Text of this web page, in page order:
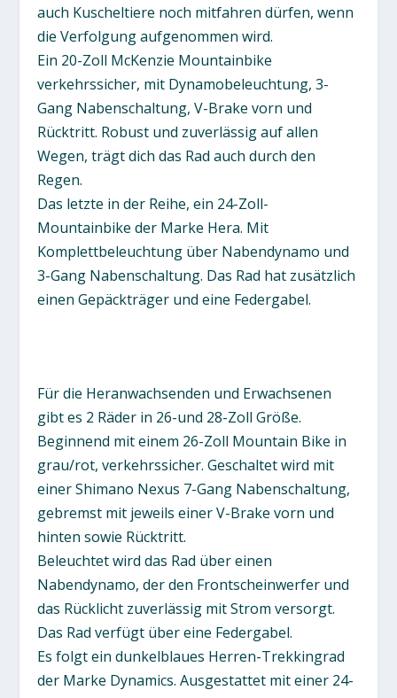
auch Kuscheltiere noch mitfahren dürfen, wenn
die Verfolgung aufgenommen wird.
Ein 20-Zoll McKenzie Mountainbike
verkehrssicher, mit Dynamobeleuchtung, 3-
Gang Nabenschaltung, V-Brake vorn und
Rücktritt. Robust und zuverlässig auf allen
Wegen, trägt dich das Rad auch durch den
Regen.
Das letzte in der Reihe, ein 24-Zoll-
Mountainbike der Marke Hera. Mit
Komplettbeleuchtung über Nabendynamo und
3-Gang Nabenschaltung. Das Rad hat zusätzlich
einen Gepäckträger und eine Federgabel.
Für die Heranwachsenden und Erwachsenen
gibt es 2 Räder in 26-und 28-Zoll Größe.
Beginnend mit einem 26-Zoll Mountain Bike in
grau/rot, verkehrssicher. Geschaltet wird mit
einer Shimano Nexus 7-Gang Nabenschaltung,
gebremst mit jeweils einer V-Brake vorn und
hinten sowie Rücktritt.
Beleuchtet wird das Rad über einen
Nabendynamo, der den Frontscheinwerfer und
das Rücklicht zuverlässig mit Strom versorgt.
Das Rad verfügt über eine Federgabel.
Es folgt ein dunkelblaues Herren-Trekkingrad
der Marke Dynamics. Ausgestattet mit einer 24-